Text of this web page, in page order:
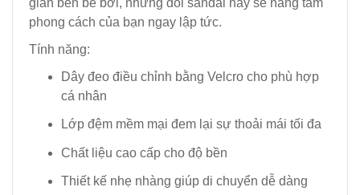
phong cách của bạn ngay lập tức.
Tính năng:
Dây đeo điều chỉnh bằng Velcro cho phù hợp
cá nhân
Lớp đệm mềm mại đem lại sự thoải mái tối đa
Chất liệu cao cấp cho độ bền
Thiết kế nhẹ nhàng giúp di chuyển dễ dàng